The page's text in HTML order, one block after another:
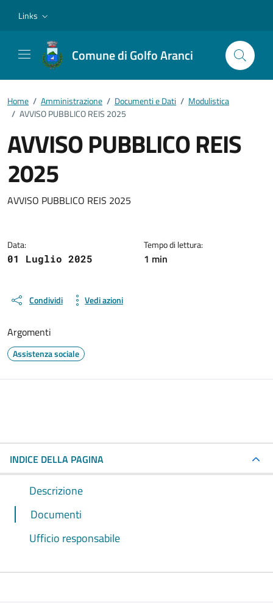
Links
Comune di Golfo Aranci
Home / Amministrazione / Documenti e Dati / Modulistica
/ AVVISO PUBBLICO REIS 2025
AVVISO PUBBLICO REIS
2025
Dettagli del documento
AVVISO PUBBLICO REIS 2025
Data:
01 Luglio 2025
Tempo di lettura:
1 min
Condividi Vedi azioni
Argomenti
Assistenza sociale
INDICE DELLA PAGINA
Descrizione
Documenti
Ufficio responsabile